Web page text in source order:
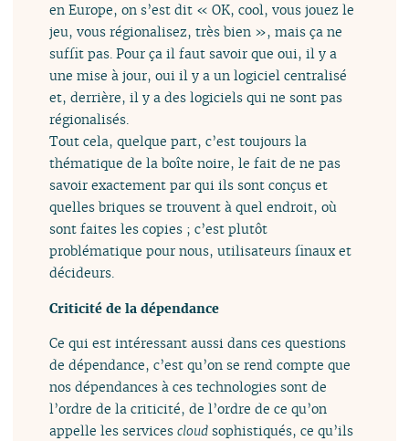
en Europe, on s’est dit « OK, cool, vous jouez le
jeu, vous régionalisez, très bien », mais ça ne
suffit pas. Pour ça il faut savoir que oui, il y a
une mise à jour, oui il y a un logiciel centralisé
et, derrière, il y a des logiciels qui ne sont pas
régionalisés.
Tout cela, quelque part, c’est toujours la
thématique de la boîte noire, le fait de ne pas
savoir exactement par qui ils sont conçus et
quelles briques se trouvent à quel endroit, où
sont faites les copies ; c’est plutôt
problématique pour nous, utilisateurs finaux et
décideurs.
Criticité de la dépendance
Ce qui est intéressant aussi dans ces questions
de dépendance, c’est qu’on se rend compte que
nos dépendances à ces technologies sont de
l’ordre de la criticité, de l’ordre de ce qu’on
appelle les servicescloud sophistiqués, ce qu’ils